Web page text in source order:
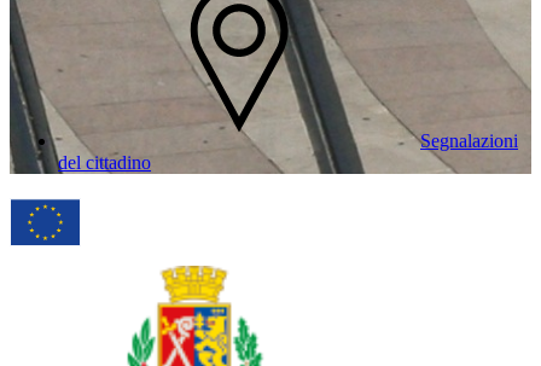
Segnalazioni
del cittadino